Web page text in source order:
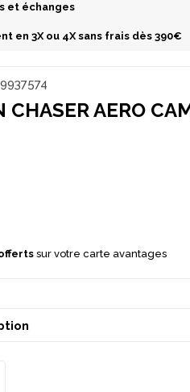
et échanges
en 3X ou 4X sans frais dès 390€
9937574
CHASER AERO
sur votre carte avantages